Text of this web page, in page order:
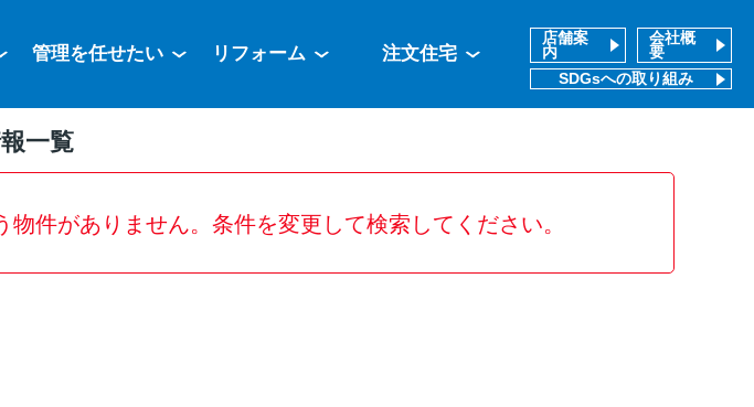
管理を任せたい リフォーム 注文住宅
店舗案
内
会社概
要
SDGsへの取り組み
一覧
物件がありません。条件を変更して検索してください。